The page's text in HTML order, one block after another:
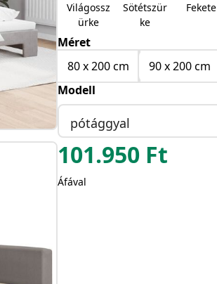
Világossz
ürke
Sötétszür
ke
Fekete
Méret
80 x 200 cm
90 x 200 cm
Modell
pótággyal
101.950 Ft
Áfával